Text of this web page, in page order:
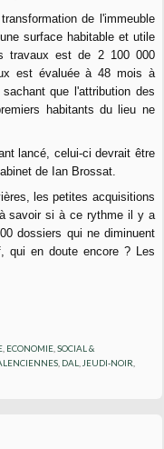
de l'immeuble
surface habitable et utile
travaux est de 2 100 000
est évaluée à 48 mois à
que l'attribution des
habitants du lieu ne
lancé, celui-ci devrait être
de Ian Brossat.
les petites acquisitions
savoir si à ce rythme il y a
dossiers qui ne diminuent
qui en doute encore ? Les
, ECONOMIE, SOCIAL &
DAL JEUDI-NOIR